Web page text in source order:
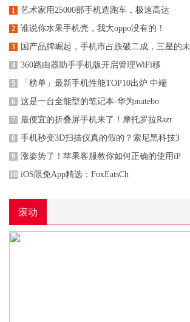
1 艺术家用25000部手机造跑车，极速高达
2 谁说你水果手机壳，我大oppo没有的！
3 国产品牌崛起，手机市占跌破二成，三星的未
4 360路由器助手手机版开启管理WiFi移
5 「榜单」最新手机性能TOP10出炉 中端
6 这是一台全能型的笔记本-华为matebo
7 最便宜的折叠屏手机来了！摩托罗拉Razr
8 手机秒变3D扫描仪真的假的？索尼黑科技3
9 涨姿势了！苹果客服教你如何正确的使用iP
10 iOS限免App精选：FoxEatsCh
滚动